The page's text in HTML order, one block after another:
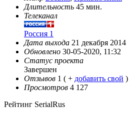
Длительность 45 мин.
Телеканал
Россия 1
Дата выхода 21 декабря 2014
Обновлено 30-05-2020, 11:32
Статус проекта
Завершен
Отзывов 1 ( + добавить свой )
Просмотров 4 127
Рейтинг SerialRus